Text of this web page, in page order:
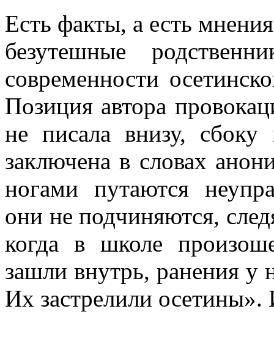
Есть факты, а есть
безутешные
современности
Позиция автора
не писала внизу,
заключена в словах
ногами путаются
они не подчиняются,
когда в школе
зашли внутрь, ранения у
Их застрелили осетины».